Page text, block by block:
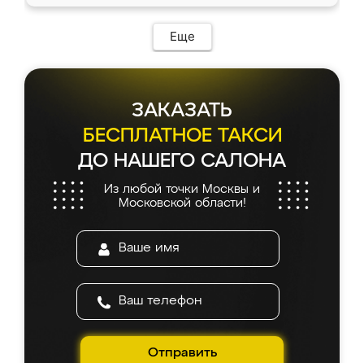
Еще
ЗАКАЗАТЬ
БЕСПЛАТНОЕ ТАКСИ
ДО НАШЕГО САЛОНА
Из любой точки Москвы и
Московской области!
Отправить